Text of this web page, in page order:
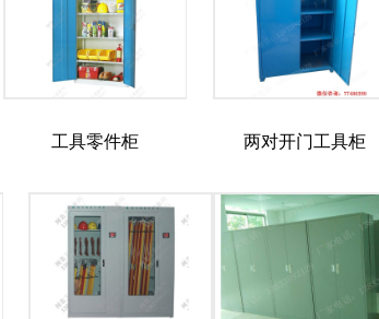
工具零件柜 两对开门工具柜